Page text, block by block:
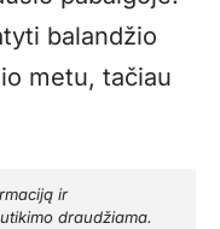
balandžio
metu, tačiau
ir
draudžiama.